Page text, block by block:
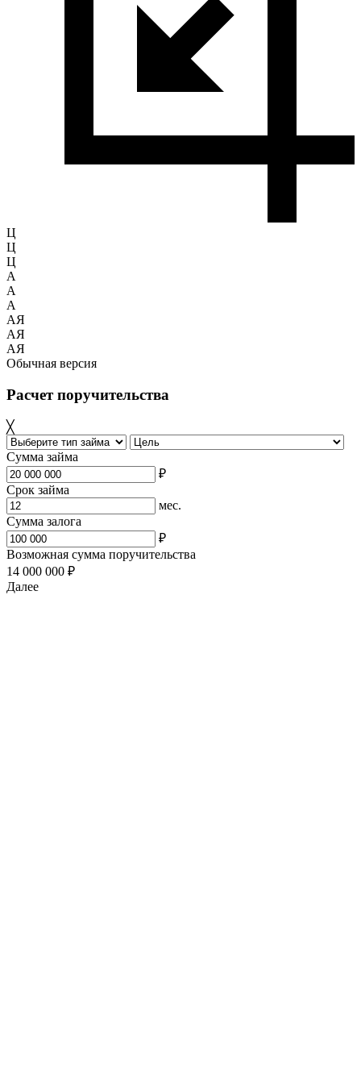
Ц
Ц
Ц
A
A
A
АЯ
АЯ
АЯ
Обычная версия
Расчет поручительства
╳
Сумма займа
₽
Срок займа
мес.
Сумма залога
₽
Возможная сумма поручительства
14 000 000 ₽
Далее